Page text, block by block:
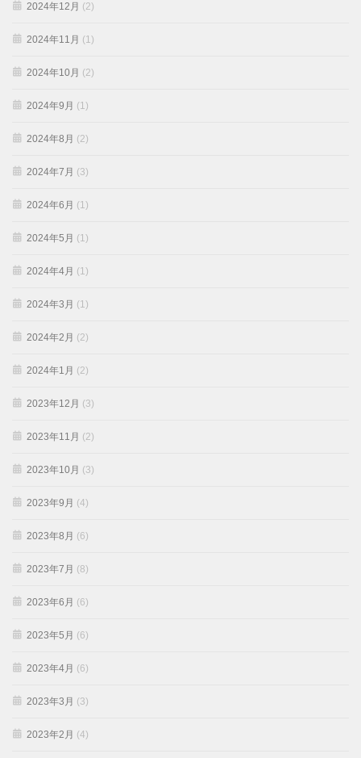
2024年12月 (2)
2024年11月 (1)
2024年10月 (2)
2024年9月 (1)
2024年8月 (2)
2024年7月 (3)
2024年6月 (1)
2024年5月 (1)
2024年4月 (1)
2024年3月 (1)
2024年2月 (2)
2024年1月 (2)
2023年12月 (3)
2023年11月 (2)
2023年10月 (3)
2023年9月 (4)
2023年8月 (6)
2023年7月 (8)
2023年6月 (6)
2023年5月 (6)
2023年4月 (6)
2023年3月 (3)
2023年2月 (4)